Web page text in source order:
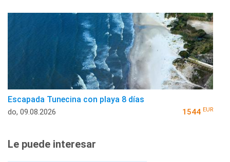
Escapada Tunecina con playa 8 días
do, 09.08.2026 1544 EUR
Le puede interesar